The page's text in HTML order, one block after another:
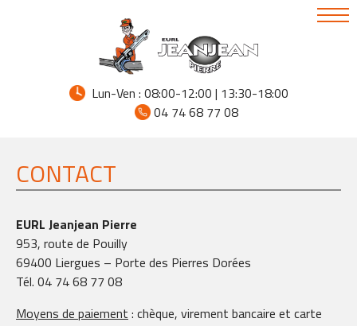
Lun-Ven : 08:00-12:00 | 13:30-18:00
04 74 68 77 08
CONTACT
EURL Jeanjean Pierre
953, route de Pouilly
69400 Liergues – Porte des Pierres Dorées
Tél. 04 74 68 77 08
Moyens de paiement : chèque, virement bancaire et carte